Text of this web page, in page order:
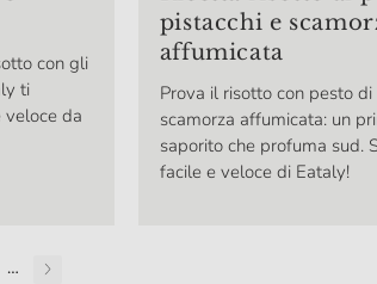
con gli
ti
veloce da
pistacchi e
affumicata
Prova il risotto con pesto
scamorza affumicata: un
saporito che profuma sud.
facile e veloce di Eataly!
…